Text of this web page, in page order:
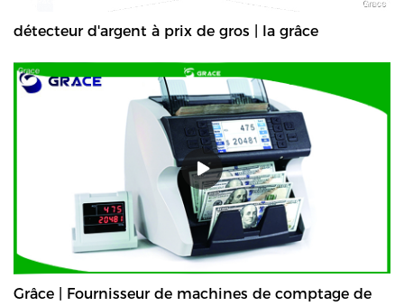
détecteur d'argent à prix de gros | la grâce
Grâce | Fournisseur de machines de comptage de